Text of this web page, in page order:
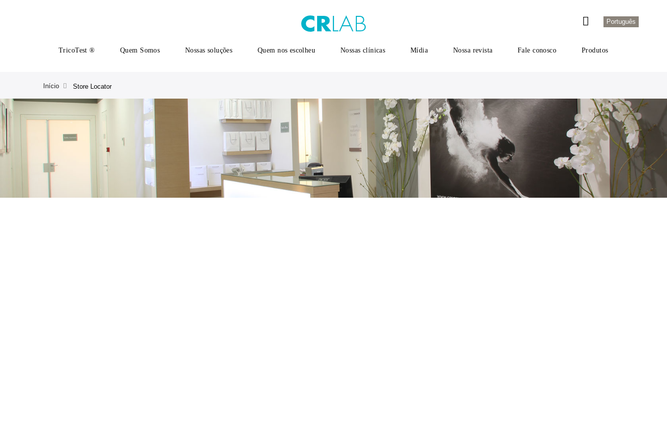
Português
TricoTest ® Quem Somos Nossas soluções Quem nos escolheu Nossas clínicas Mídia Nossa revista Fale conosco Produtos
Início Store Locator